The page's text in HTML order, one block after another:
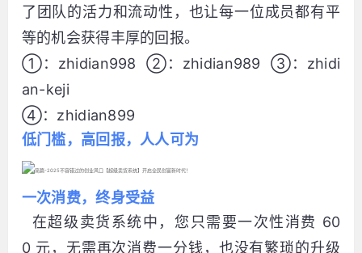
了团队的活力和流动性，也让每一位成员都有平
等的机会获得丰厚的回报。
①：zhidian998 ②：zhidian989 ③：zhidi
an-keji
④：zhidian899
低门槛，高回报，人人可为
一次消费，终身受益
在超级卖货系统中，您只需要一次性消费 60
0 元，无需再次消费一分钱，也没有繁琐的升级